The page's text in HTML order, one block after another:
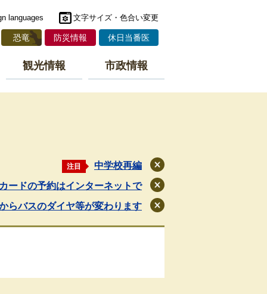
languages 文字サイズ・色合い変更
恐竜 防災情報 休日当番医
観光情報 市政情報
注目 中学校再編
閉
じ
る
ードの予約はインターネットで
閉
じ
る
らバスのダイヤ等が変わります
閉